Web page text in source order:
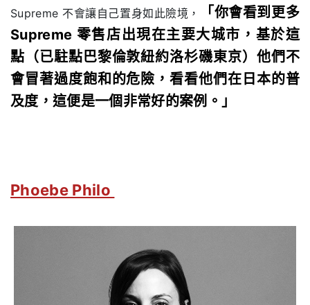
Supreme 不會讓自己置身如此險境，
「你會看到更多
Supreme 零售店出現在主要大城市，基於這
點（已駐點巴黎倫敦紐約洛杉磯東京）他們不
會冒著過度飽和的危險，看看他們在日本的普
及度，這便是一個非常好的案例。」
Phoebe Philo